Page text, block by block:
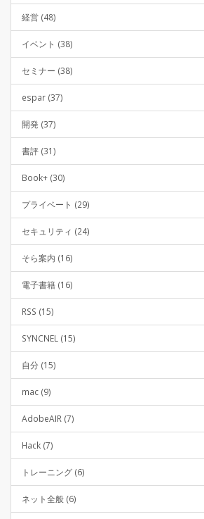
経営 (48)
イベント (38)
セミナー (38)
espar (37)
開発 (37)
書評 (31)
Book+ (30)
プライベート (29)
セキュリティ (24)
そら案内 (16)
電子書籍 (16)
RSS (15)
SYNCNEL (15)
自分 (15)
mac (9)
AdobeAIR (7)
Hack (7)
トレーニング (6)
ネット全般 (6)